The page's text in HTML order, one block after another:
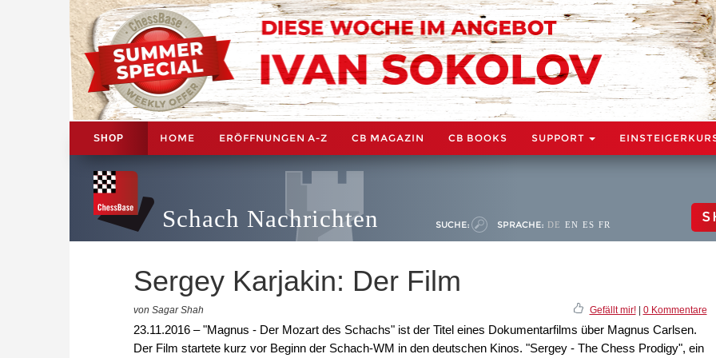
SHOP HOME ERÖFFNUNGEN A-Z CB MAGAZIN CB BOOKS SUPPORT
Schach Nachrichten SUCHE: SPRACHE: DE EN ES FR
Sergey Karjakin: Der Film
von Sagar Shah Gefällt mir!| 0 Kommentare
23.11.2016 – "Magnus - Der Mozart des Schachs" ist der Titel eines Dokumentarfilms über Magnus Carlsen.
Der Film startete kurz vor Beginn der Schach-WM in den deutschen Kinos. "Sergey - The Chess Prodigy", ein